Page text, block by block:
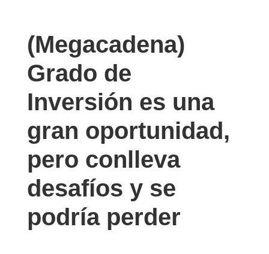
(Megacadena)
Grado de
Inversión es una
gran oportunidad,
pero conlleva
desafíos y se
podría perder